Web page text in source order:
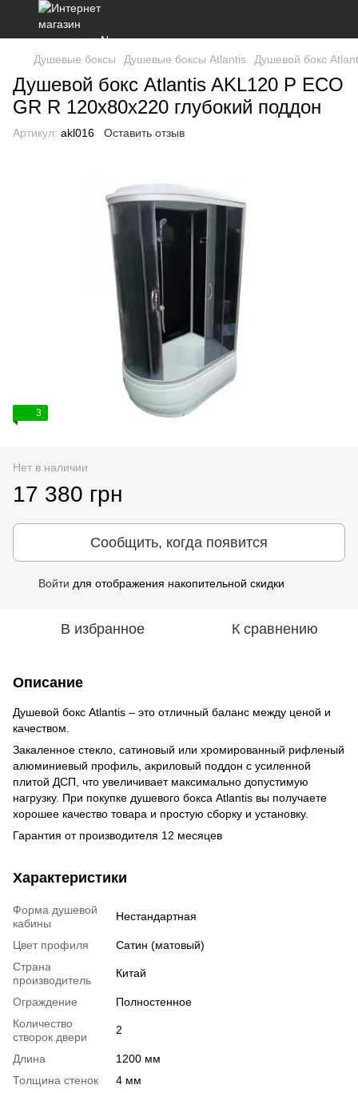
Душевые боксы Душевые боксы Atlantis Душевой бокс
Душевой бокс Atlantis AKL120 P ECO
GR R 120x80x220 глубокий поддон
Артикул: akl016 Оставить отзыв
3
Нет в наличии
17 380 грн
Сообщить, когда появится
Войти для отображения накопительной скидки
В избранное К сравнению
Описание
Душевой бокс Atlantis – это отличный баланс между ценой и
качеством.
Закаленное стекло, сатиновый или хромированный рифленый
алюминиевый профиль, акриловый поддон с усиленной
плитой ДСП, что увеличивает максимально допустимую
нагрузку. При покупке душевого бокса Atlantis вы получаете
хорошее качество товара и простую сборку и установку.
Гарантия от производителя 12 месяцев
Характеристики
Форма душевой
кабины
Нестандартная
Цвет профиля
Сатин (матовый)
Страна
производитель
Китай
Ограждение
Полностенное
Количество
створок двери
2
Длина
1200 мм
Толщина стенок
4 мм